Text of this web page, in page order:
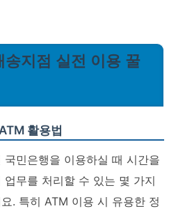
송지점 실전 이용 꿀
활용법
민은행을 이용하실 때 시간을
무를 처리할 수 있는 몇 가지
. 특히 ATM 이용 시 유용한 정